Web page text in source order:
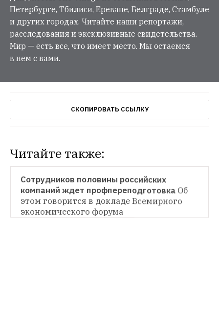
Петербурге, Тбилиси, Ереване, Белграде, Стамбуле
и других городах. Читайте наши репортажи,
расследования и эксклюзивные свидетельства.
Мир — есть все, что имеет место. Мы остаемся
в нем с вами.
СКОПИРОВАТЬ ССЫЛКУ
Читайте также:
НОВОСТИ
Страны с лучшими условиями
НОВОСТИ
Сотрудников половины российских
компаний ждет профпереподготовка Об
этом говорится в докладе Всемирного
экономического форума